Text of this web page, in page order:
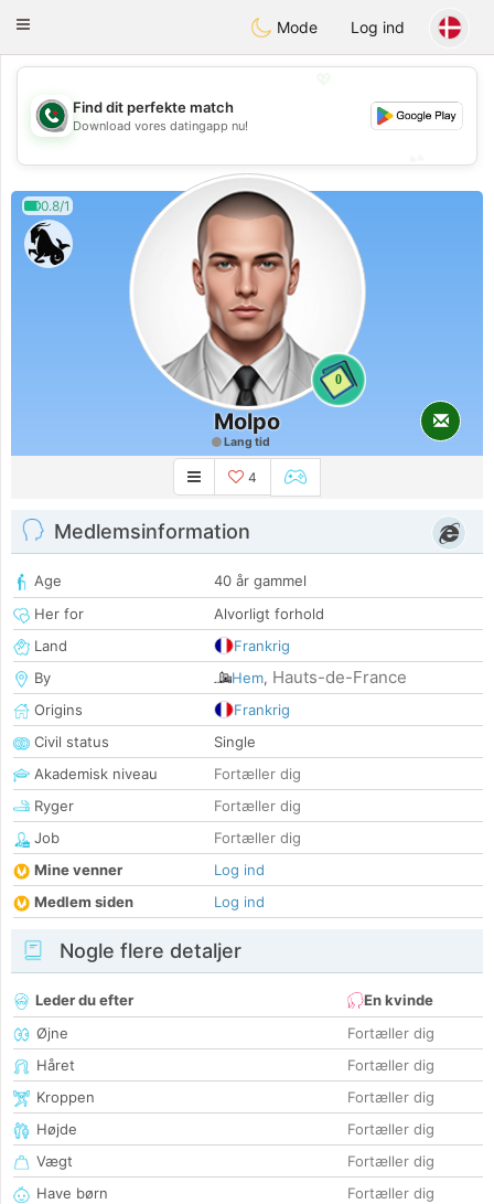
Weshrak
Toggle
Mode Log ind
💖
💕
Find dit perfekte match
Download vores datingapp nu!
0.8/1
0
Molpo
Lang tid
4
Medlemsinformation
Age
40 år gammel
Her for
Alvorligt forhold
Land
Frankrig
By
Hem, Hauts-de-France
Origins
Frankrig
Civil status
Single
Akademisk niveau
Fortæller dig
Ryger
Fortæller dig
Job
Fortæller dig
Mine venner
Log ind
Medlem siden
Log ind
Nogle flere detaljer
Leder du efter
En kvinde
Øjne
Fortæller dig
Håret
Fortæller dig
Kroppen
Fortæller dig
Højde
Fortæller dig
Vægt
Fortæller dig
Have børn
Fortæller dig